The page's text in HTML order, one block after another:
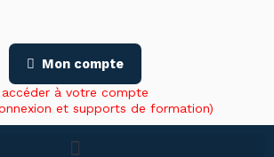
Mon compte
accéder à votre compte
et supports de formation)